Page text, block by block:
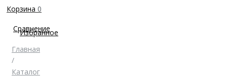
Корзина 0
Сравнение
Избранное
Главная
/
Каталог